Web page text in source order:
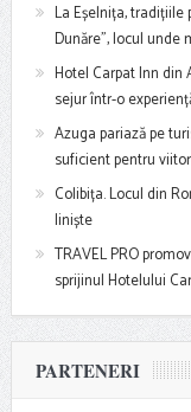
La Eșelnița, tradițiile
Dunăre”, locul
Hotel Carpat Inn
sejur într-o
Azuga pariază pe
suficient pentru
Colibița. Locul din
liniște
TRAVEL PRO
sprijinul Hotelului
PARTENERI